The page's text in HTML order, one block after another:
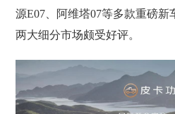
源E07、阿维塔07等多款重磅
两大细分市场颇受好评。